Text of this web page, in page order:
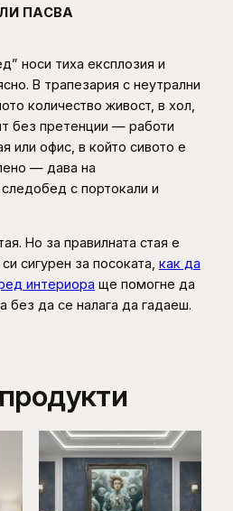
ПАСВА
носи тиха експлозия и
В трапезария с неутрални
количество живост, в хол,
без претенции — работи
или офис, в който сивото е
— дава на
с портокали и
Но за правилната стая е
сигурен за посоката, как да
интериора ще помогне да
без да се налага да гадаеш.